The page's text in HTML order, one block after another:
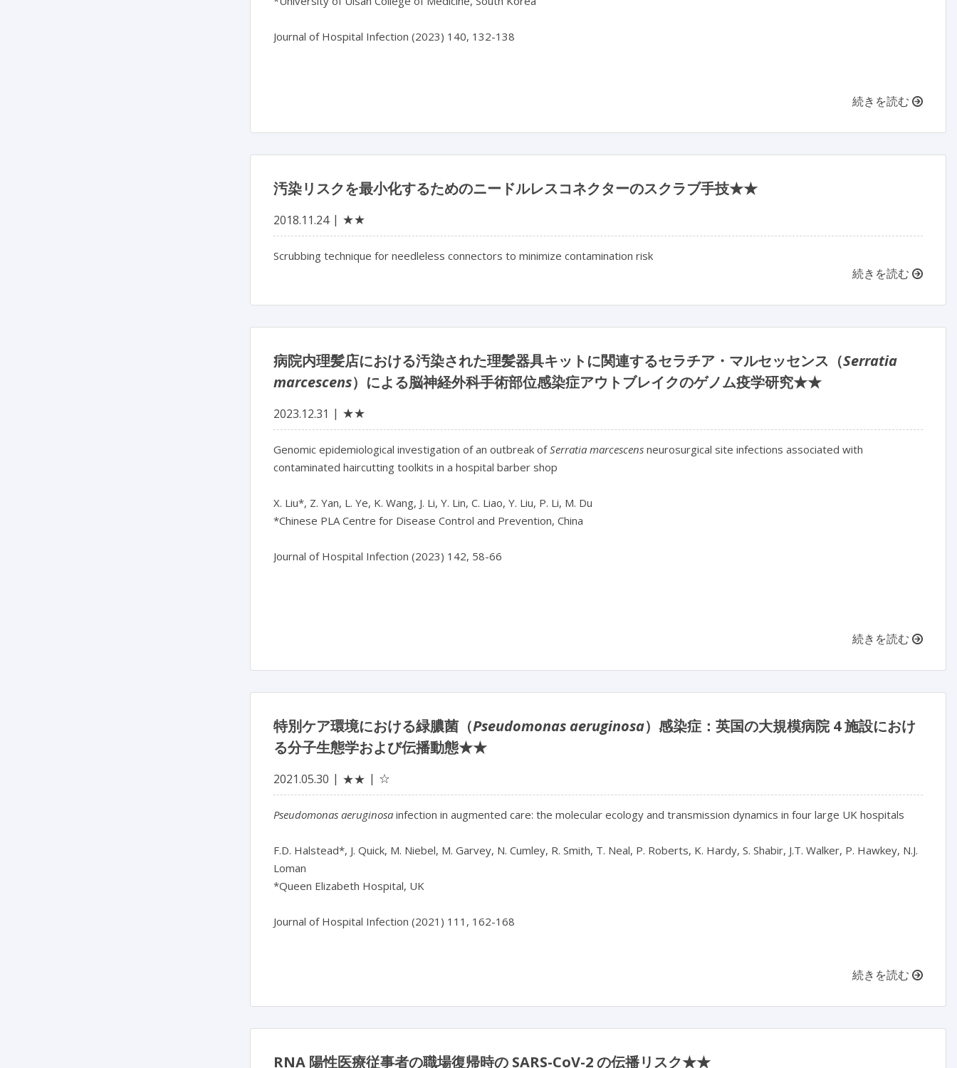
Journal of Hospital Infection (2023) 140, 132-138
続きを読む
汚染リスクを最小化するためのニードルレスコネクターのスクラブ手技★★
2018.11.24 ★★
Scrubbing technique for needleless connectors to minimize contamination risk
続きを読む
病院内理髪店における汚染された理髪器具キットに関連するセラチア・マルセッセンス（Serratia
marcescens）による脳神経外科手術部位感染症アウトブレイクのゲノム疫学研究★★
2023.12.31 ★★
Genomic epidemiological investigation of an outbreak of Serratia marcescens neurosurgical site infections associated with
contaminated haircutting toolkits in a hospital barber shop
X. Liu*, Z. Yan, L. Ye, K. Wang, J. Li, Y. Lin, C. Liao, Y. Liu, P. Li, M. Du
*Chinese PLA Centre for Disease Control and Prevention, China
Journal of Hospital Infection (2023) 142, 58-66
続きを読む
特別ケア環境における緑膿菌（Pseudomonas aeruginosa）感染症：英国の大規模病院 4 施設におけ
る分子生態学および伝播動態★★
2021.05.30 ★★ ☆
Pseudomonas aeruginosa infection in augmented care: the molecular ecology and transmission dynamics in four large UK hospitals
F.D. Halstead*, J. Quick, M. Niebel, M. Garvey, N. Cumley, R. Smith, T. Neal, P. Roberts, K. Hardy, S. Shabir, J.T. Walker, P. Hawkey, N.J.
Loman
*Queen Elizabeth Hospital, UK
Journal of Hospital Infection (2021) 111, 162-168
続きを読む
RNA 陽性医療従事者の職場復帰時の SARS-CoV-2 の伝播リスク★★